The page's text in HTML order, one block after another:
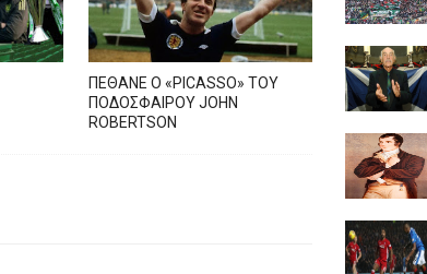
ΠΕΘΑΝΕ Ο «PICASSO» TOY
ΠΟΔΟΣΦΑΙΡΟΥ JOHN
ROBERTSON